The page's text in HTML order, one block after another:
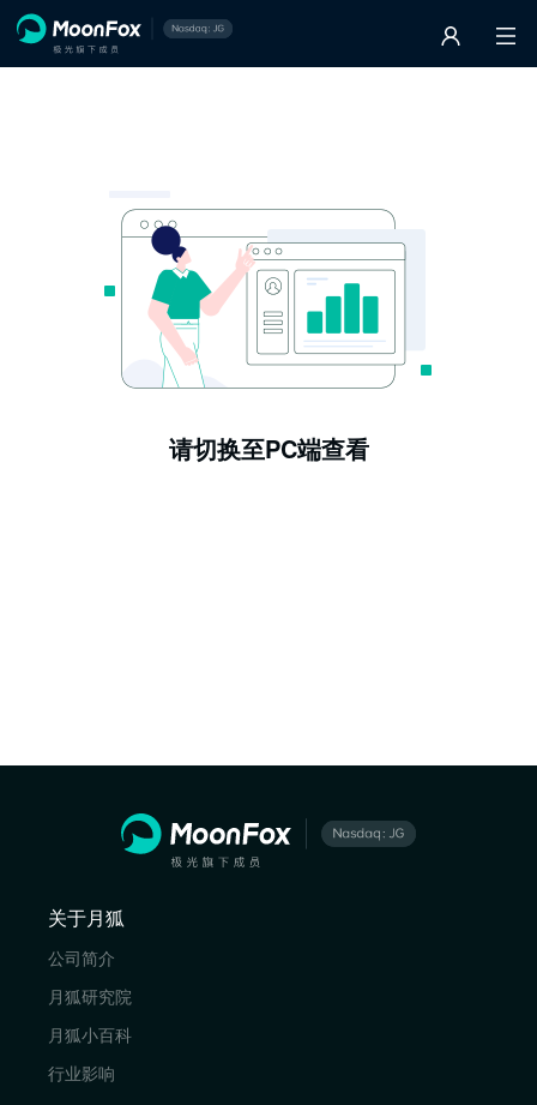
请切换至PC端查看
关于月狐
公司简介
月狐研究院
月狐小百科
行业影响